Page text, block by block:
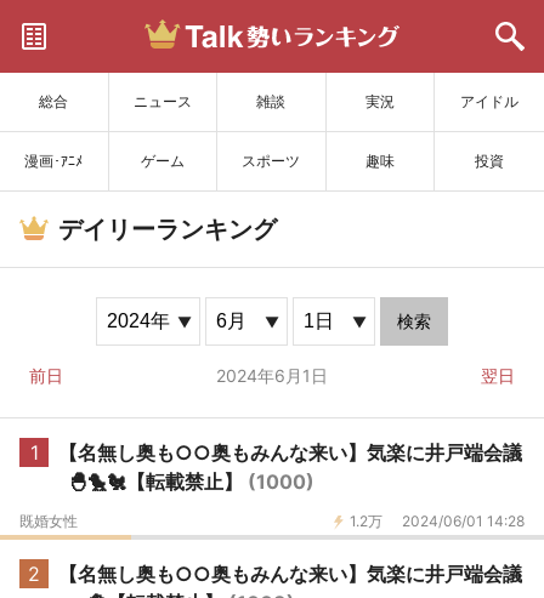
総合 ニュース 雑談 実況 アイドル
漫画･ｱﾆﾒ ゲーム スポーツ 趣味 投資
サイトを更新
デイリーランキング
検索
前日 2024年6月1日 翌日
1
【名無し奥も○○奥もみんな来い】気楽に井戸端会議
🐣🐤🐔【転載禁止】 (1000)
1.2万 2024/06/01 14:28
既婚女性
2
【名無し奥も○○奥もみんな来い】気楽に井戸端会議